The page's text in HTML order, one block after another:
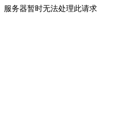
服务器暂时无法处理此请求